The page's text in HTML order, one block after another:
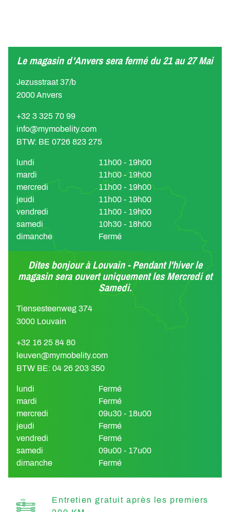
Le magasin d'Anvers sera fermé du 21 au 27 Mai
Jezusstraat 37/b
2000 Anvers
+32 3 325 70 99
info@mymobelity.com
BTW: BE 0726 823 275
lundi
11h00 - 19h00
mardi
11h00 - 19h00
mercredi
11h00 - 19h00
jeudi
11h00 - 19h00
vendredi
11h00 - 19h00
samedi
10h30 - 18h00
dimanche
Fermé
Dites bonjour à Louvain - Pendant l'hiver le
magasin sera ouvert uniquement les Mercredi et
Samedi.
Tiensesteenweg 374
3000 Louvain
+32 16 25 84 80
leuven@mymobelity.com
BTW BE: 04 26 203 350
lundi
Fermé
mardi
Fermé
mercredi
09u30 - 18u00
jeudi
Fermé
vendredi
Fermé
samedi
09u00 - 17u00
dimanche
Fermé
Entretien gratuit après les premiers